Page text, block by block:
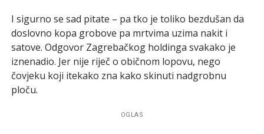
I sigurno se sad pitate – pa tko je toliko bezdušan da
doslovno kopa grobove pa mrtvima uzima nakit i
satove. Odgovor Zagrebačkog holdinga svakako je
iznenadio. Jer nije riječ o običnom lopovu, nego
čovjeku koji itekako zna kako skinuti nadgrobnu
ploču.
OGLAS